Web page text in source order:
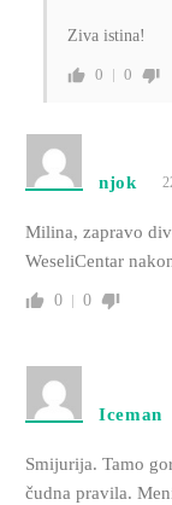
Ziva istina!
0 0
njok
Milina, zapravo
WeseliCentar
0 0
Iceman
Smijurija. Tamo
čudna pravila.